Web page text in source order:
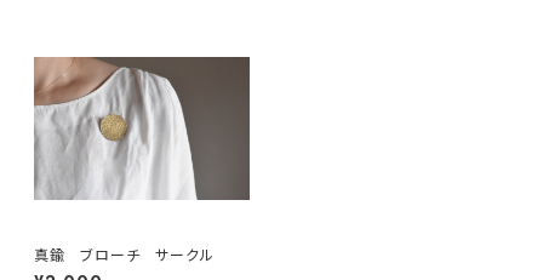
真鍮 ブローチ サークル